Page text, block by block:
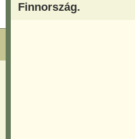
Finnország.